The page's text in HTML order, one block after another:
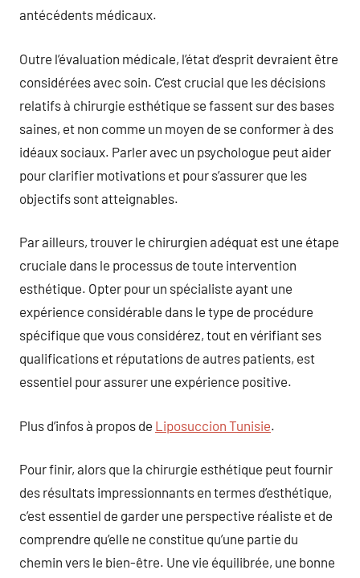
antécédents médicaux.
Outre l’évaluation médicale, l’état d’esprit devraient être
considérées avec soin. C’est crucial que les décisions
relatifs à chirurgie esthétique se fassent sur des bases
saines, et non comme un moyen de se conformer à des
idéaux sociaux. Parler avec un psychologue peut aider
pour clarifier motivations et pour s’assurer que les
objectifs sont atteignables.
Par ailleurs, trouver le chirurgien adéquat est une étape
cruciale dans le processus de toute intervention
esthétique. Opter pour un spécialiste ayant une
expérience considérable dans le type de procédure
spécifique que vous considérez, tout en vérifiant ses
qualifications et réputations de autres patients, est
essentiel pour assurer une expérience positive.
Plus d’infos à propos de Liposuccion Tunisie.
Pour finir, alors que la chirurgie esthétique peut fournir
des résultats impressionnants en termes d’esthétique,
c’est essentiel de garder une perspective réaliste et de
comprendre qu’elle ne constitue qu’une partie du
chemin vers le bien-être. Une vie équilibrée, une bonne